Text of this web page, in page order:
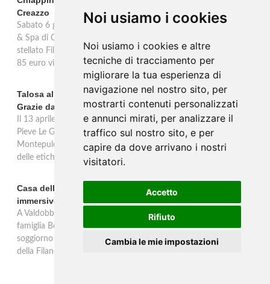
Noi usiamo i cookies
Noi usiamo i cookies e altre
tecniche di tracciamento per
migliorare la tua esperienza di
navigazione nel nostro sito, per
mostrarti contenuti personalizzati
e annunci mirati, per analizzare il
traffico sul nostro sito, e per
capire da dove arrivano i nostri
visitatori.
Accetto
Rifiuto
Cambia le mie impostazioni
Creazzo
Sabato 6 giugno 2026 la Wine Room by Luca Tegon, al GHV Hotel
& Spa di Creazzo (VI), ospita una cena a quattro mani con lo chef
stellato Filippo Chiappini Dattilo: percorso degustazione alle 20.00,
85 euro vini esclusi.
Talosa al Vinitaly 2026: una verticale inedita del Pieve Le
Grazie dal 2016 al 2020
Il 13 aprile 2026 al Vinitaly, Talosa presenta la verticale inedita del
Pieve Le Grazie: cinque annate dal 2016 al 2020 del Nobile di
Montepulciano a 95 punti Vinous, per ripercorrere la genesi di una
delle etichette iconiche di Montepulciano.
Casa dell'Artista: a Valdobbiadene apre il soggiorno
immersivo tra arte e vino di Bortolomiol
A Valdobbiadene, nel cuore delle colline Patrimonio Unesco, la
famiglia Bortolomiol apre al pubblico la Casa dell'Artista: un
soggiorno immersivo tra arte, natura e vino all'interno del Parco
della Filandetta Art and Wine Farm.